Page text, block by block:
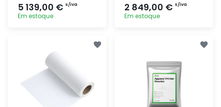
5 139,00 € s/iva
Em estoque
2 849,00 € s/iva
Em estoque